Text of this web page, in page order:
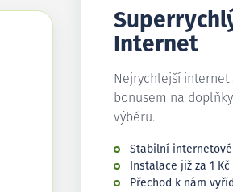
Internet
Nejrychlejší internet
bonusem na
výběru.
Stabilní
Instalace již za 1 Kč
Přechod k nám